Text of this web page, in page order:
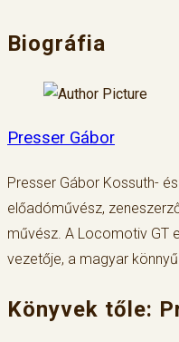
Biográfia
Presser Gábor
Presser Gábor Kossuth-
előadóművész,
művész. A Locomotiv GT
vezetője, a magyar
Könyvek tőle: